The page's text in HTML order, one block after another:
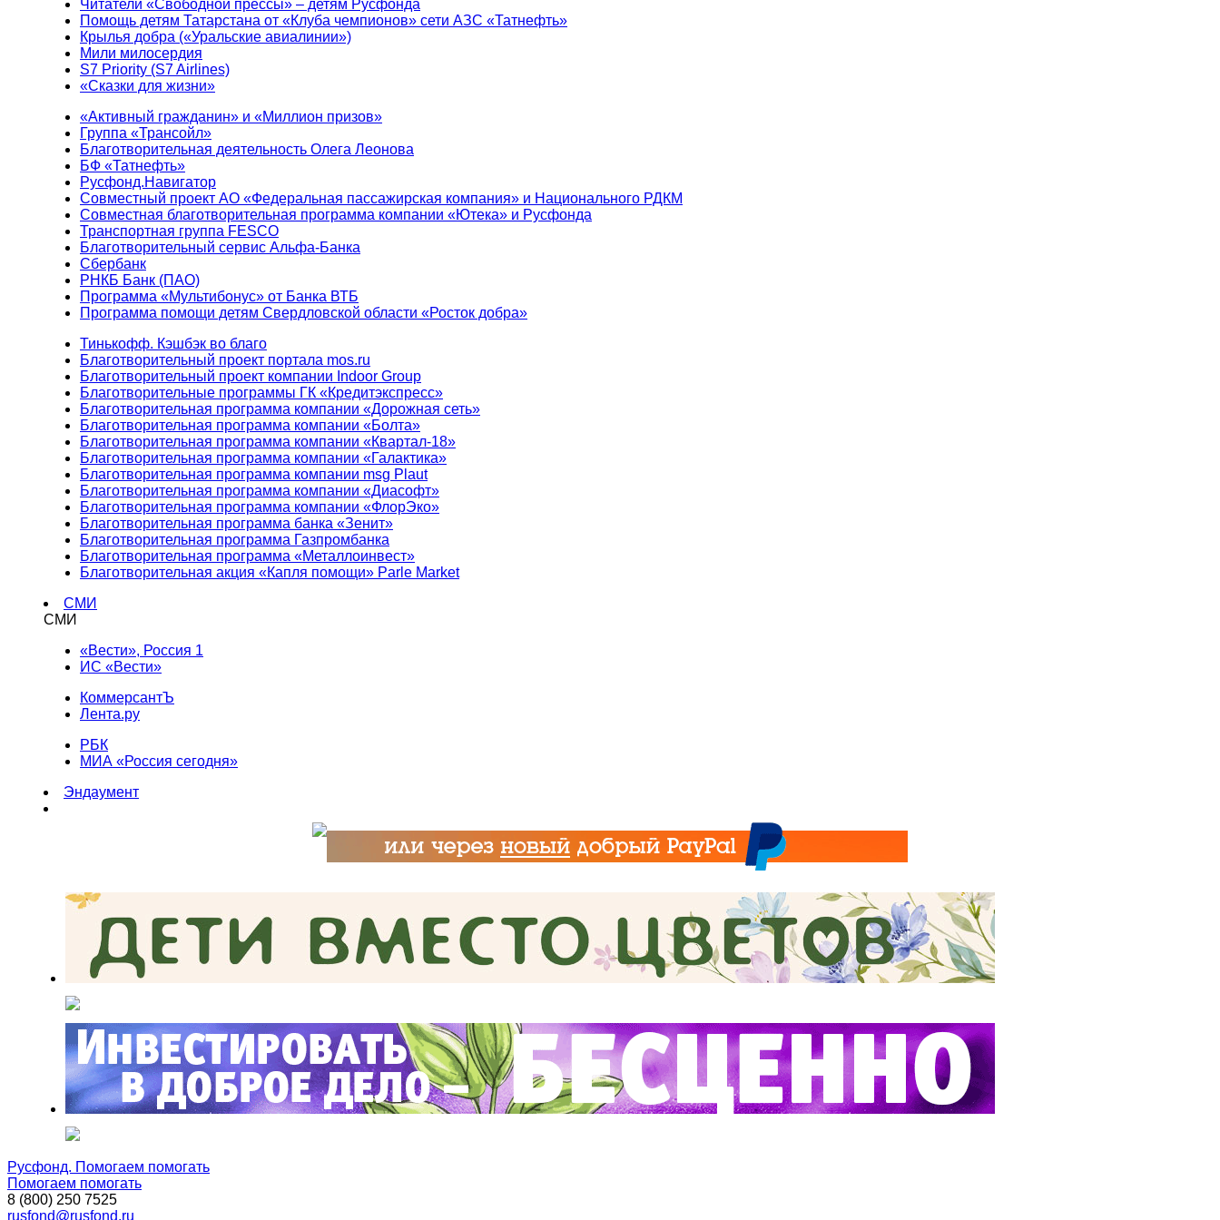
Читатели «Свободной прессы» – детям Русфонда
Помощь детям Татарстана от «Клуба чемпионов» сети АЗС «Татнефть»
Крылья добра («Уральские авиалинии»)
Мили милосердия
S7 Priority (S7 Airlines)
«Сказки для жизни»
«Активный гражданин» и «Миллион призов»
Группа «Трансойл»
Благотворительная деятельность Олега Леонова
БФ «Татнефть»
Русфонд.Навигатор
Совместный проект АО «Федеральная пассажирская компания» и Национального РДКМ
Совместная благотворительная программа компании «Ютека» и Русфонда
Транспортная группа FESCO
Благотворительный сервис Альфа-Банка
Сбербанк
РНКБ Банк (ПАО)
Программа «Мультибонус» от Банка ВТБ
Программа помощи детям Свердловской области «Росток добра»
Тинькофф. Кэшбэк во благо
Благотворительный проект портала mos.ru
Благотворительный проект компании Indoor Group
Благотворительные программы ГК «Кредитэкспресс»
Благотворительная программа компании «Дорожная сеть»
Благотворительная программа компании «Болта»
Благотворительная программа компании «Квартал-18»
Благотворительная программа компании «Галактика»
Благотворительная программа компании msg Plaut
Благотворительная программа компании «Диасофт»
Благотворительная программа компании «ФлорЭко»
Благотворительная программа банка «Зенит»
Благотворительная программа Газпромбанка
Благотворительная программа «Металлоинвест»
Благотворительная акция «Капля помощи» Parle Market
СМИ
СМИ
«Вести», Россия 1
ИС «Вести»
КоммерсантЪ
Лента.ру
РБК
МИА «Россия сегодня»
Эндаумент
Русфонд. Помогаем помогать
Помогаем помогать
8 (800) 250 7525
rusfond@rusfond.ru